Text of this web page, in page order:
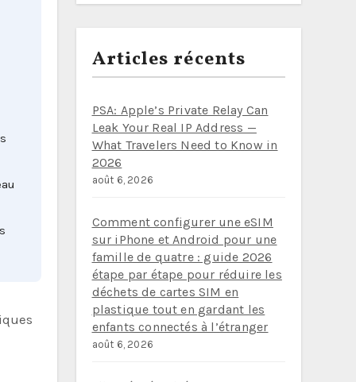
Articles récents
PSA: Apple’s Private Relay Can
Leak Your Real IP Address —
What Travelers Need to Know in
2026
août 6, 2026
Comment configurer une eSIM
sur iPhone et Android pour une
famille de quatre : guide 2026
étape par étape pour réduire les
déchets de cartes SIM en
plastique tout en gardant les
enfants connectés à l’étranger
août 6, 2026